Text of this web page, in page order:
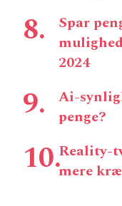
Spar
2024
Ai-
penge?
Reality-
mere